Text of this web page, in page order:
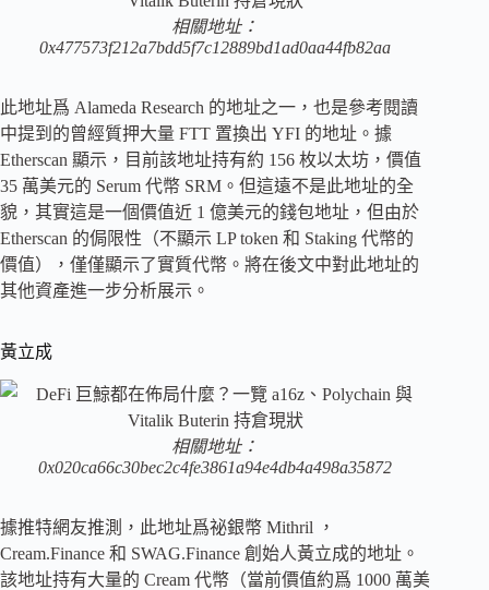
相關地址：
0x477573f212a7bdd5f7c12889bd1ad0aa44fb82aa
此地址爲 Alameda Research 的地址之一，也是參考閱讀
中提到的曾經質押大量 FTT 置換出 YFI 的地址。據
Etherscan 顯示，目前該地址持有約 156 枚以太坊，價值
35 萬美元的 Serum 代幣 SRM。但這遠不是此地址的全
貌，其實這是一個價值近 1 億美元的錢包地址，但由於
Etherscan 的侷限性（不顯示 LP token 和 Staking 代幣的
價值），僅僅顯示了實質代幣。將在後文中對此地址的
其他資產進一步分析展示。
黃立成
相關地址：
0x020ca66c30bec2c4fe3861a94e4db4a498a35872
據推特網友推測，此地址爲祕銀幣 Mithril ，
Cream.Finance 和 SWAG.Finance 創始人黃立成的地址。
該地址持有大量的 Cream 代幣（當前價值約爲 1000 萬美